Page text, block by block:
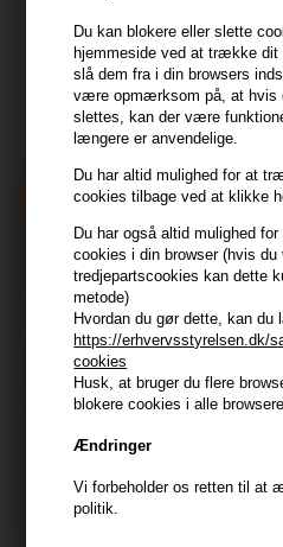
Du kan blokere eller slette
hjemmeside ved at trække
slå dem fra i din browsers
være opmærksom på, at hvis
slettes, kan der være
længere er anvendelige.
Du har altid mulighed for at
cookies tilbage ved at klikke
Du har også altid mulighed
cookies i din browser (hvis
tredjepartscookies kan dette
metode)
Hvordan du gør dette, kan
https://erhvervsstyrelsen.dk/
cookies
Husk, at bruger du flere
blokere cookies i alle browsere.
Ændringer
Vi forbeholder os retten til at
politik.
Modtag tilbud mm
Tilmeld dig nyhedsbrev - du kan
TILMELD
ConsentJeg accepterer vilkår og
Læs mere her
Husk at vi har
Gratis fragt til ved køb over 399
Vi sender samme hverdag ved
356 dages returret
Tilmeld dig
Og modtag nyheder,